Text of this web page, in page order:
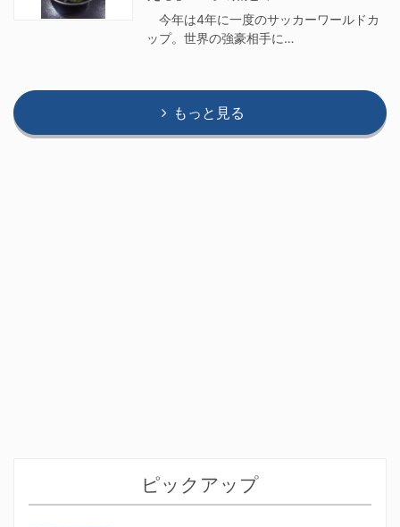
今年は4年に一度のサッカーワールドカ
ップ。世界の強豪相手に…
もっと見る
ピックアップ